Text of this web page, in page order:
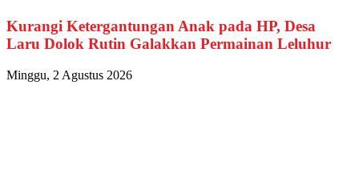
Kurangi Ketergantungan Anak pada HP, Desa
Laru Dolok Rutin Galakkan Permainan Leluhur
Minggu, 2 Agustus 2026